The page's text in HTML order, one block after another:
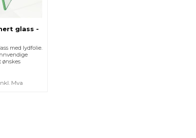
glass -
med lydfolie.
ønskes
Mva